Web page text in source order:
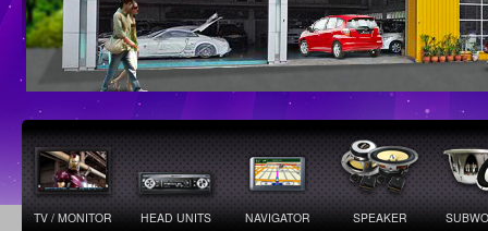
TV / MONITOR HEAD UNITS NAVIGATOR SPEAKER